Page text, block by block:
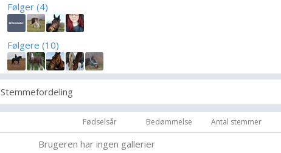
Følger (4)
Følgere (10)
Stemmefordeling
Fødselsår Bedømmelse Antal stemmer
Brugeren har ingen gallerier